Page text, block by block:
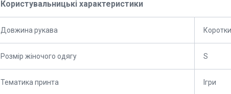
Користувальницькі характеристики
Довжина рукава
Розмір жіночого одягу S
Тематика принта Ігри